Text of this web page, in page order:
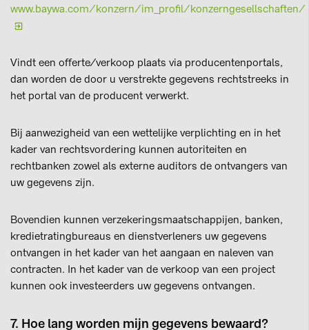
www.baywa.com/konzern/im_profil/konzerngesellschaften/
Vindt een offerte/verkoop plaats via producentenportals,
dan worden de door u verstrekte gegevens rechtstreeks in
het portal van de producent verwerkt.
Bij aanwezigheid van een wettelijke verplichting en in het
kader van rechtsvordering kunnen autoriteiten en
rechtbanken zowel als externe auditors de ontvangers van
uw gegevens zijn.
Bovendien kunnen verzekeringsmaatschappijen, banken,
kredietratingbureaus en dienstverleners uw gegevens
ontvangen in het kader van het aangaan en naleven van
contracten. In het kader van de verkoop van een project
kunnen ook investeerders uw gegevens ontvangen.
7. Hoe lang worden mijn gegevens bewaard?